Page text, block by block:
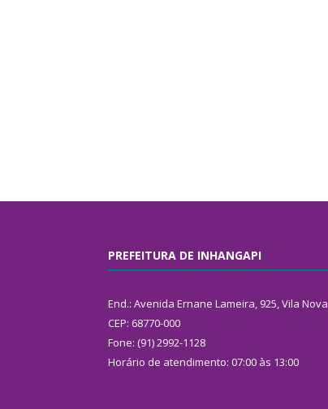
PREFEITURA DE INHANGAPI
End.: Avenida Ernane Lameira, 925, Vila Nova
CEP: 68770-000
Fone: (91) 2992-1128
Horário de atendimento: 07:00 às 13:00